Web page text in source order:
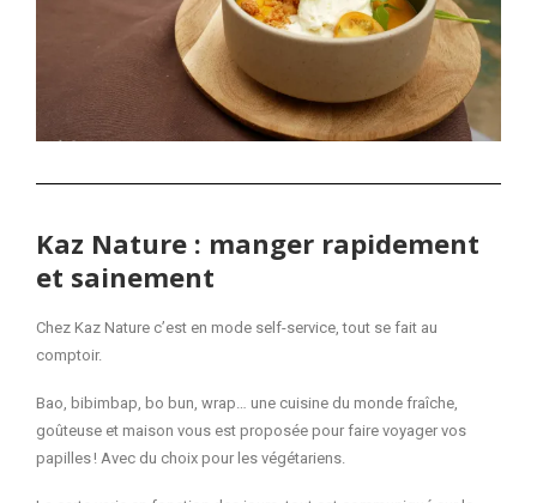
Kaz Nature : manger rapidement
et sainement
Chez Kaz Nature c’est en mode self-service, tout se fait au
comptoir.
Bao, bibimbap, bo bun, wrap… une cuisine du monde fraîche,
goûteuse et maison vous est proposée pour faire voyager vos
papilles ! Avec du choix pour les végétariens.